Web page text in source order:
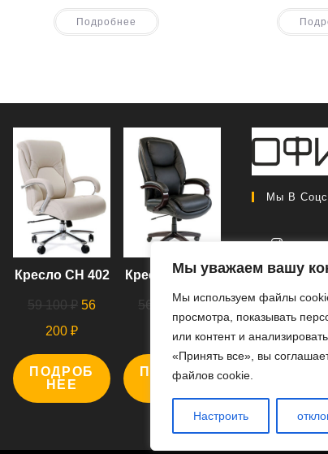
Мы уважаем вашу
Мы используем файлы
просмотра, показывать
или контент и
«Принять все», вы
файлов cookie.
Настроить
Подробнее
Кресло СН 402
59 100₽ Первоначальная
59
100 ₽.
56
200₽Текущая
цена:
56
200 ₽.
ПОДРОБ
НЕЕ
Кресло CH 408
56 000₽ Первоначальная
56
46
цена:
46
000 ₽.
ПОДРОБ
НЕЕ
Мы В
Откроется
в
новой
вкладке